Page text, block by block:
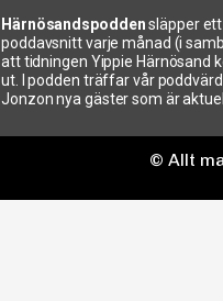
Härnösandspoddensläpper
poddavsnitt varje månad (i
att tidningen Yippie Härnösand
ut. I podden träffar vår poddvärd
Jonzon nya gäster som är
© Allt